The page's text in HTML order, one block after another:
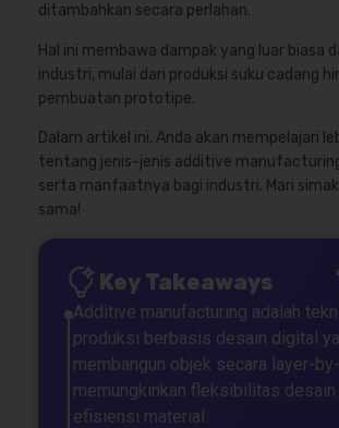
ditambahkan secara perlahan.
Hal ini membawa dampak yang luar biasa
industri, mulai dari produksi suku cadang
pembuatan prototipe.
Dalam artikel ini, Anda akan mempelajari
tentang jenis-jenis additive
serta manfaatnya bagi industri. Mari
sama!
Key Takeaways
Additive manufacturing adalah
produksi berbasis desain digital
membangun objek secara layer-
memungkinkan fleksibilitas desain
efisiensi material.